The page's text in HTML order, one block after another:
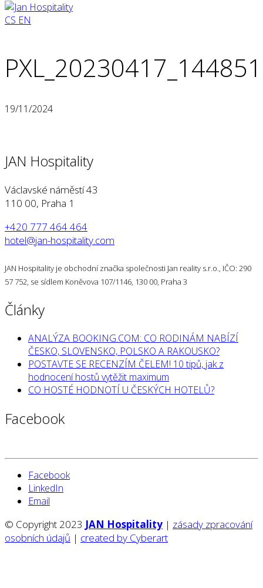
CS EN
19/11/2024
JAN Hospitality
Václavské náměstí 43
110 00, Praha 1
+420 777 464 464
hotel@jan-hospitality.com
JAN Hospitality je obchodní značka společnosti Jan reality s.r.o., IČO: 290
57 752, se sídlem Koněvova 107/1146, 130 00, Praha 3
Články
ANALÝZA BOOKING.COM: CO RODINÁM NABÍZÍ
ČESKO, SLOVENSKO, POLSKO A RAKOUSKO?
POSTAVTE SE RECENZÍM ČELEM! 10 tipů, jak z
hodnocení hostů vytěžit maximum
CO HOSTÉ HODNOTÍ U ČESKÝCH HOTELŮ?
Facebook
Facebook
LinkedIn
Email
© Copyright 2023 JAN Hospitality | zásady zpracování
osobních údajů | created by Cyberart